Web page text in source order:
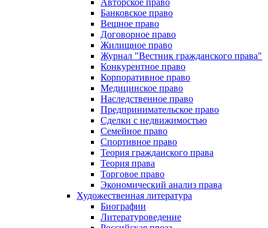
Авторское право
Банковское право
Вещное право
Договорное право
Жилищное право
Журнал "Вестник гражданского права"
Конкурентное право
Корпоративное право
Медицинское право
Наследственное право
Предпринимательское право
Сделки с недвижимостью
Семейное право
Спортивное право
Теория гражданского права
Теория права
Торговое право
Экономический анализ права
Художественная литература
Биографии
Литературоведение